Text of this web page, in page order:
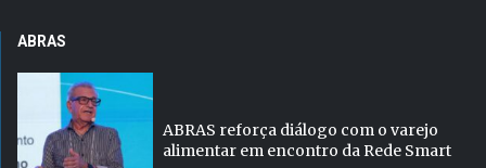
ABRAS
ABRAS reforça diálogo com o varejo
alimentar em encontro da Rede Smart